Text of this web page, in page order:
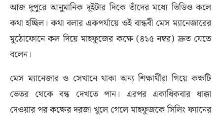
আজ দুপুরে আনুমানিক দুইটার দিকে তাঁদের মধ্যে ভিডিও কলে
কথা হচ্ছিল। কথা বলার একপর্যায়ে ওই বান্ধবী মেস ম্যানেজারের
মুঠোফোনে কল দিয়ে মাহফুজের কক্ষে (৪১৫ নম্বর) দ্রুত যেতে
বলেন।
মেস ম্যানেজার ও সেখানে থাকা অন্য শিক্ষার্থীরা গিয়ে কক্ষটি
ভেতর থেকে বন্ধ দেখতে পান। এরপর একাধিকবার ধাক্কা
দেওয়ার পর কক্ষের দরজা খুলে গেলে মাহফুজকে সিলিং ফ্যানের